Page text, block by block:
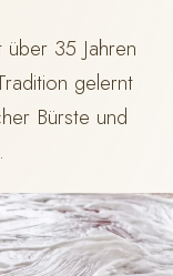
35 Jahren
gelernt
Bürste und